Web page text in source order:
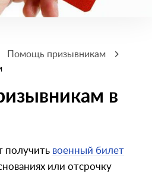
Помощь призывникам
в
получить военный билет
или отсрочку